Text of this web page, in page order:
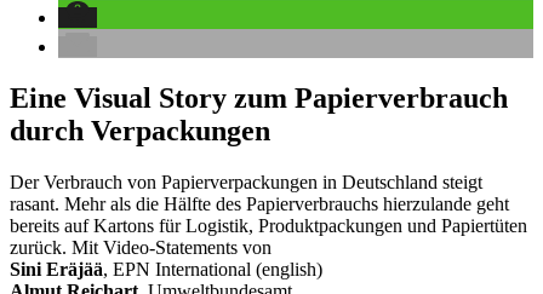
Eine Visual Story zum Papierverbrauch
durch Verpackungen
Der Verbrauch von Papierverpackungen in Deutschland steigt
rasant. Mehr als die Hälfte des Papierverbrauchs hierzulande geht
bereits auf Kartons für Logistik, Produktpackungen und Papiertüten
zurück. Mit Video-Statements von
Sini Eräjää, EPN International (english)